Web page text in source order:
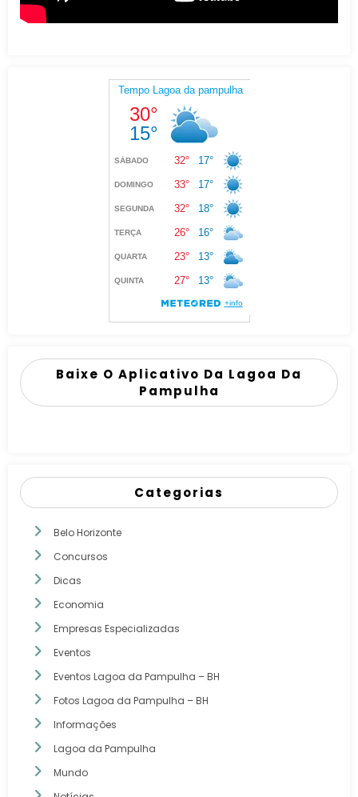
Baixe O Aplicativo Da Lagoa Da
Pampulha
Categorias
Belo Horizonte
Concursos
Dicas
Economia
Empresas Especializadas
Eventos
Eventos Lagoa da Pampulha – BH
Fotos Lagoa da Pampulha – BH
Informações
Lagoa da Pampulha
Mundo